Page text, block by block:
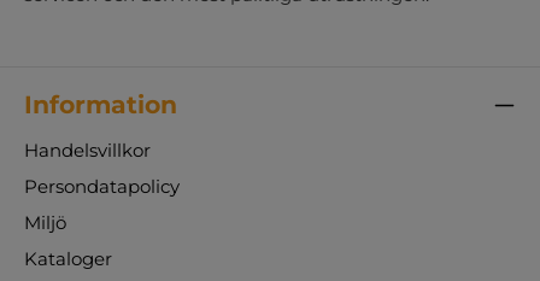
Information
Handelsvillkor
Persondatapolicy
Miljö
Kataloger